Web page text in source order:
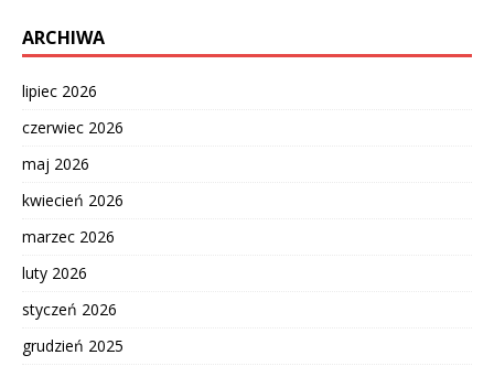
ARCHIWA
lipiec 2026
czerwiec 2026
maj 2026
kwiecień 2026
marzec 2026
luty 2026
styczeń 2026
grudzień 2025